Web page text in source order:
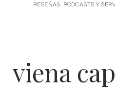
RESEÑAS, PODCASTS Y
viena